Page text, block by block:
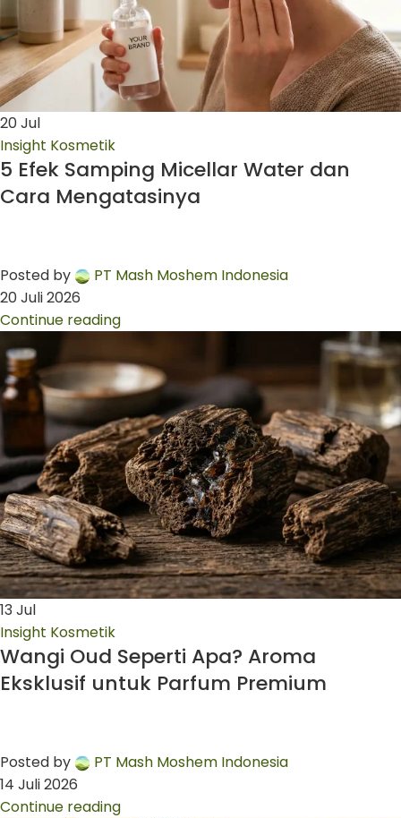
20Jul
Insight Kosmetik
5 Efek Samping Micellar Water dan
Cara Mengatasinya
Posted by
PT Mash Moshem Indonesia
20 Juli 2026
Continue reading
13 Jul
Insight Kosmetik
Wangi Oud Seperti Apa? Aroma
Eksklusif untuk Parfum Premium
Posted by
PT Mash Moshem Indonesia
14 Juli 2026
Continue reading